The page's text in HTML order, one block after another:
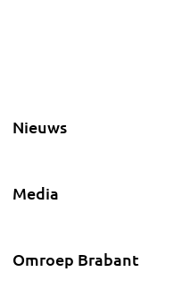
Nieuws
Media
Omroep Brabant